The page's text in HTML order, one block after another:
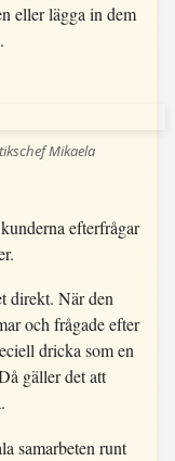
eller lägga in dem
Mikaela
efterfrågar
direkt. När den
och frågade efter
dricka som en
gäller det att
samarbeten runt